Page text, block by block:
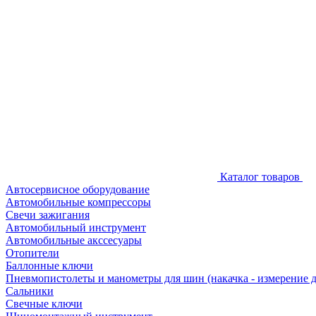
Каталог товаров
Автосервисное оборудование
Автомобильные компрессоры
Свечи зажигания
Автомобильный инструмент
Автомобильные акссесуары
Отопители
Баллонные ключи
Пневмопистолеты и манометры для шин (накачка - измерение
Сальники
Свечные ключи